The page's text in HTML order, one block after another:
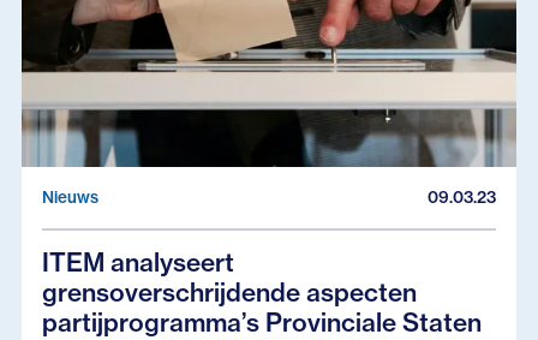
Nieuws 09.03.23
ITEM analyseert
grensoverschrijdende aspecten
partijprogramma’s Provinciale Staten